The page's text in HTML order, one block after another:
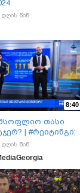
დღის წინ
8:40
თასი
| #რეიტინგი;
დღის წინ